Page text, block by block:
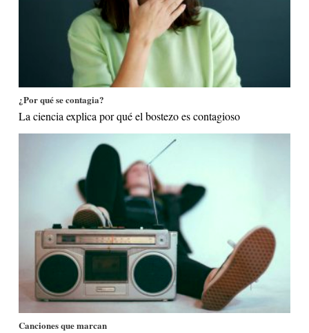
¿Por qué se contagia?
La ciencia explica por qué el bostezo es contagioso
Canciones que marcan